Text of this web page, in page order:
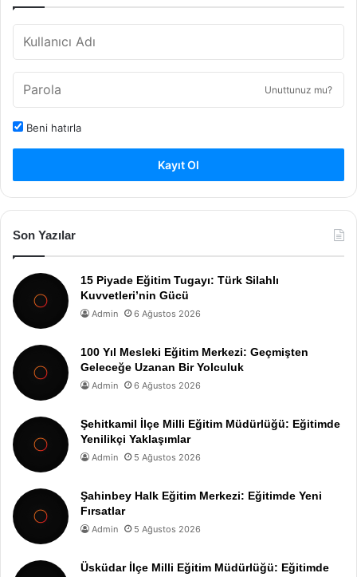
Unuttunuz mu?
Beni hatırla
Kayıt Ol
Son Yazılar
15 Piyade Eğitim Tugayı: Türk Silahlı
Kuvvetleri’nin Gücü
Admin 6 Ağustos 2026
100 Yıl Mesleki Eğitim Merkezi: Geçmişten
Geleceğe Uzanan Bir Yolculuk
Admin 6 Ağustos 2026
Şehitkamil İlçe Milli Eğitim Müdürlüğü: Eğitimde
Yenilikçi Yaklaşımlar
Admin 5 Ağustos 2026
Şahinbey Halk Eğitim Merkezi: Eğitimde Yeni
Fırsatlar
Admin 5 Ağustos 2026
Üsküdar İlçe Milli Eğitim Müdürlüğü: Eğitimde